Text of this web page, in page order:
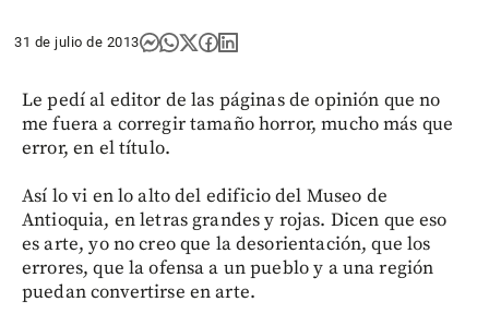
31 de julio de 2013
Le pedí al editor de las páginas de opinión que no
me fuera a corregir tamaño horror, mucho más que
error, en el título.
Así lo vi en lo alto del edificio del Museo de
Antioquia, en letras grandes y rojas. Dicen que eso
es arte, yo no creo que la desorientación, que los
errores, que la ofensa a un pueblo y a una región
puedan convertirse en arte.